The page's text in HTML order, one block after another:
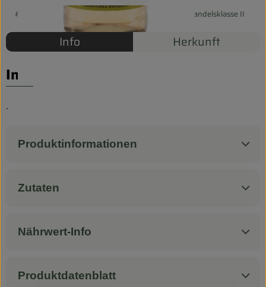
Pferdepension & Reitbetrieb
Firmenkunden
#43004 / 0,5 l 7,18 € Handelsklasse II
Info Herkunft
Info
.
Produktinformationen
Zutaten
Nährwert-Info
Produktdatenblatt